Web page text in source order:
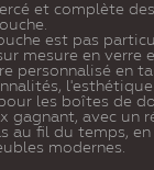
et complète
est pas
mesure en
personnalisé en
les boîtes de
gagnant, avec un
au fil du temps,
modernes.